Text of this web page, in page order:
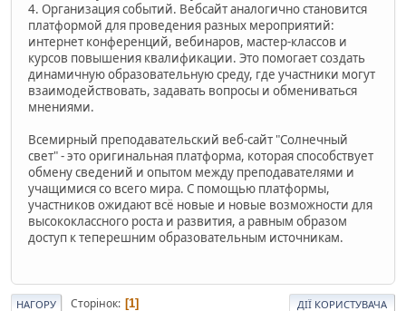
4. Организация событий. Вебсайт аналогично становится
платформой для проведения разных мероприятий:
интернет конференций, вебинаров, мастер-классов и
курсов повышения квалификации. Это помогает создать
динамичную образовательную среду, где участники могут
взаимодействовать, задавать вопросы и обмениваться
мнениями.
Всемирный преподавательский веб-сайт "Солнечный
свет" - это оригинальная платформа, которая способствует
обмену сведений и опытом между преподавателями и
учащимися со всего мира. С помощью платформы,
участников ожидают всё новые и новые возможности для
высококлассного роста и развития, а равным образом
доступ к теперешним образовательным источникам.
НАГОРУ Сторінок 1 ДІЇ КОРИСТУВАЧА